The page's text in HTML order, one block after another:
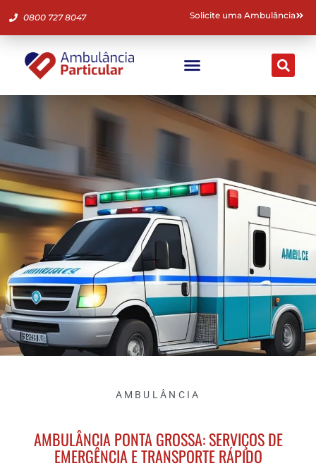
0800 727 8047 Solicite uma Ambulância
AMBULÂNCIA
AMBULÂNCIA PONTA GROSSA: SERVIÇOS DE
EMERGÊNCIA E TRANSPORTE RÁPIDO